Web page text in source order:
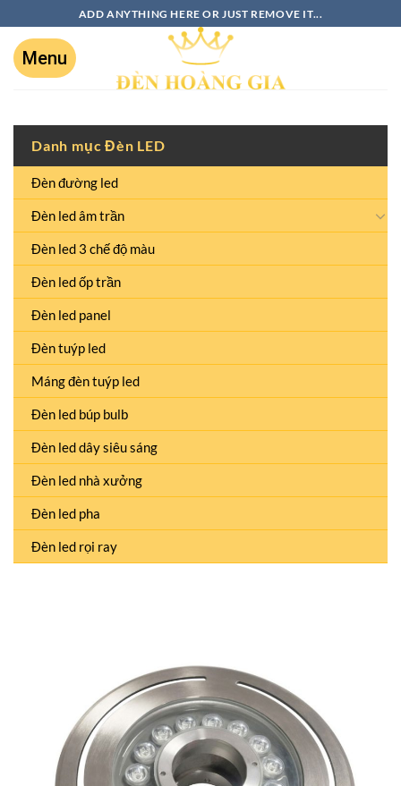
ADD ANYTHING HERE OR JUST REMOVE IT...
Danh mục Đèn LED
Đèn đường led
Đèn led âm trần
Đèn led 3 chế độ màu
Đèn led ốp trần
Đèn led panel
Đèn tuýp led
Máng đèn tuýp led
Đèn led búp bulb
Đèn led dây siêu sáng
Đèn led nhà xưởng
Đèn led pha
Đèn led rọi ray